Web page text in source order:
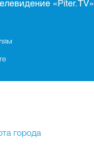
«Piter.TV»
города